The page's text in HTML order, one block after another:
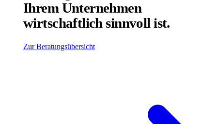
Ihrem Unternehmen
wirtschaftlich sinnvoll ist.
Zur Beratungsübersicht